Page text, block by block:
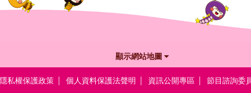
顯示網站地圖
隱私權保護政策 個人資料保護法聲明 資訊公開專區 節目諮詢委